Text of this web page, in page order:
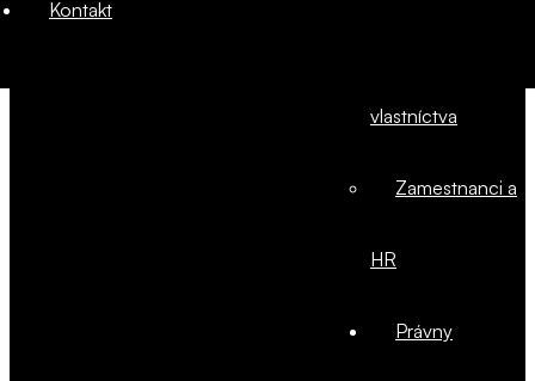
vlastníctva
Zamestnanci a
HR
Právny
Kontakt